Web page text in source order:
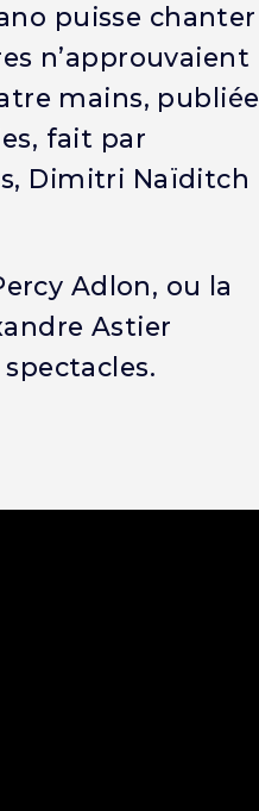
puisse chanter
n’approuvaient
mains, publiée
fait par
Dimitri Naïditch
Adlon, ou la
Astier